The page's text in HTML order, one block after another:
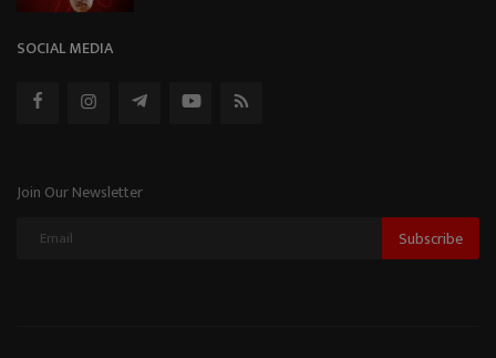
SOCIAL MEDIA
Join Our Newsletter
Subscribe